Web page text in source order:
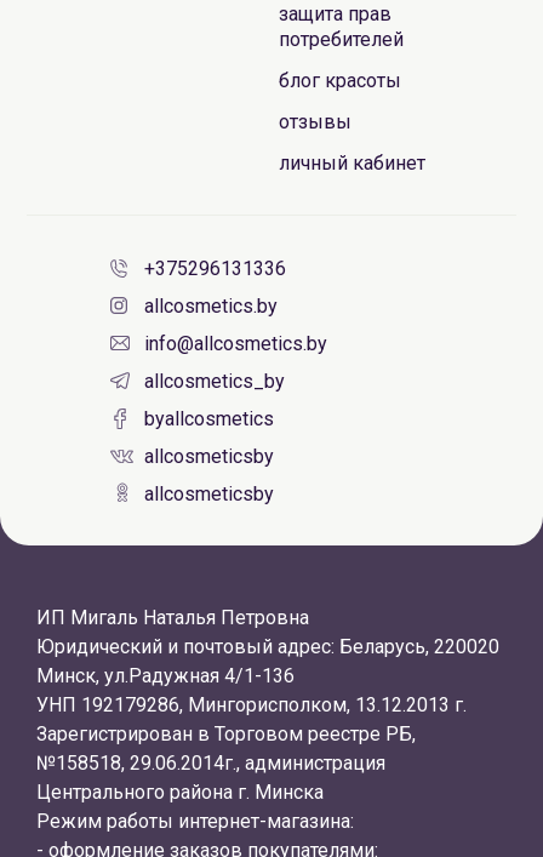
защита прав
потребителей
блог красоты
отзывы
личный кабинет
+375296131336
allcosmetics.by
info@allcosmetics.by
allcosmetics_by
byallcosmetics
allcosmeticsby
allcosmeticsby
ИП Мигаль Наталья Петровна
Юридический и почтовый адрес: Беларусь, 220020
Минск, ул.Радужная 4/1-136
УНП 192179286, Мингорисполком, 13.12.2013 г.
Зарегистрирован в Торговом реестре РБ,
№158518, 29.06.2014г., администрация
Центрального района г. Минска
Режим работы интернет-магазина:
- оформление заказов покупателями: